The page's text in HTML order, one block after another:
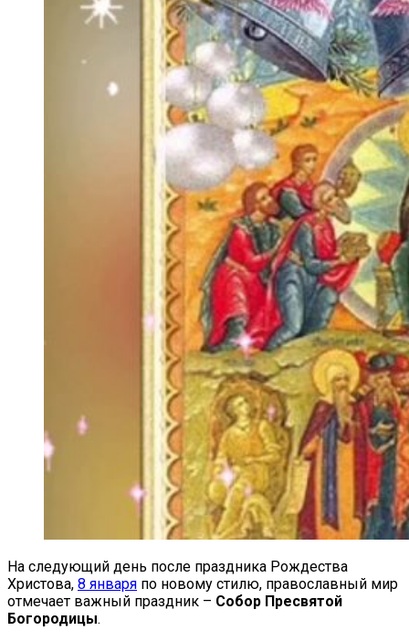
На следующий день после праздника Рождества
Христова, 8 января по новому стилю, православный мир
отмечает важный праздник – Собор Пресвятой
Богородицы.